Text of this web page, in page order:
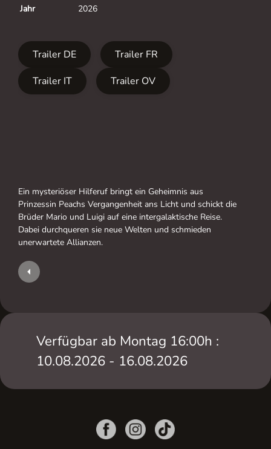
Jahr
2026
Trailer DE
Trailer FR
Trailer IT
Trailer OV
Ein mysteriöser Hilferuf bringt ein Geheimnis aus
Prinzessin Peachs Vergangenheit ans Licht und schickt die
Brüder Mario und Luigi auf eine intergalaktische Reise.
Dabei durchqueren sie neue Welten und schmieden
unerwartete Allianzen.
Verfügbar ab Montag 16:00h :
10.08.2026 - 16.08.2026